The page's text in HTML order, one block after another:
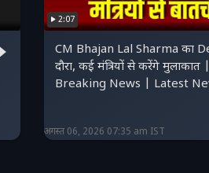
2:07
CM Bhajan Lal Sharma का
दौरा, कई मंत्रियों से करेंगे मुलाकात
Breaking News | Latest
अगस्त 06, 2026 07:35 am IST